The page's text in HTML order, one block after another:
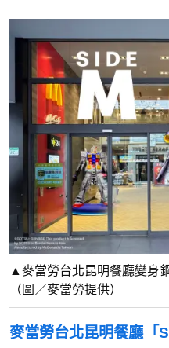
▲麥當勞台北昆明餐廳變身
（圖／麥當勞提供）
麥當勞台北昆明餐廳「